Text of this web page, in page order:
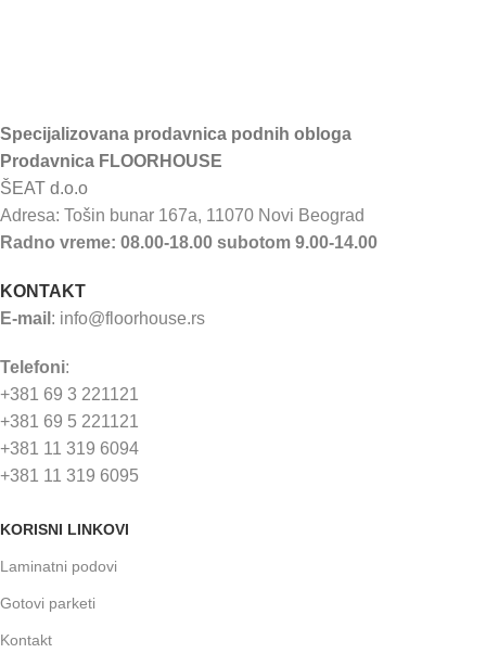
Specijalizovana prodavnica podnih obloga
Prodavnica FLOORHOUSE
ŠEAT d.o.o
Adresa: Tošin bunar 167a, 11070 Novi Beograd
Radno vreme: 08.00-18.00 subotom 9.00-14.00
KONTAKT
E-mail : info@floorhouse.rs
Telefoni:
+381 69 3 221121
+381 69 5 221121
+381 11 319 6094
+381 11 319 6095
KORISNI LINKOVI
Laminatni podovi
Gotovi parketi
Kontakt